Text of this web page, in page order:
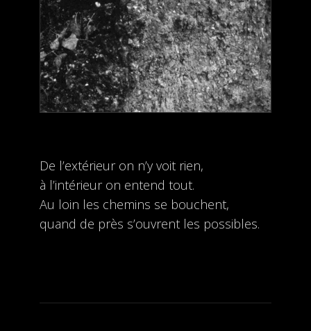
De l’extérieur on n’y voit rien,
à l’intérieur on entend tout.
Au loin les chemins se bouchent,
quand de près s’ouvrent les possibles.